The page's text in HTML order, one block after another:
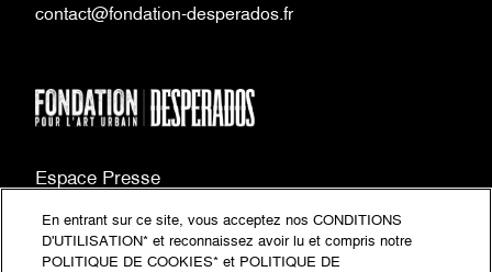
contact@fondation-desperados.fr
Espace Presse
FAQ
Plan du site
En entrant sur ce site, vous acceptez nos CONDITIONS
D'UTILISATION* et reconnaissez avoir lu et compris notre
POLITIQUE DE COOKIES* et POLITIQUE DE